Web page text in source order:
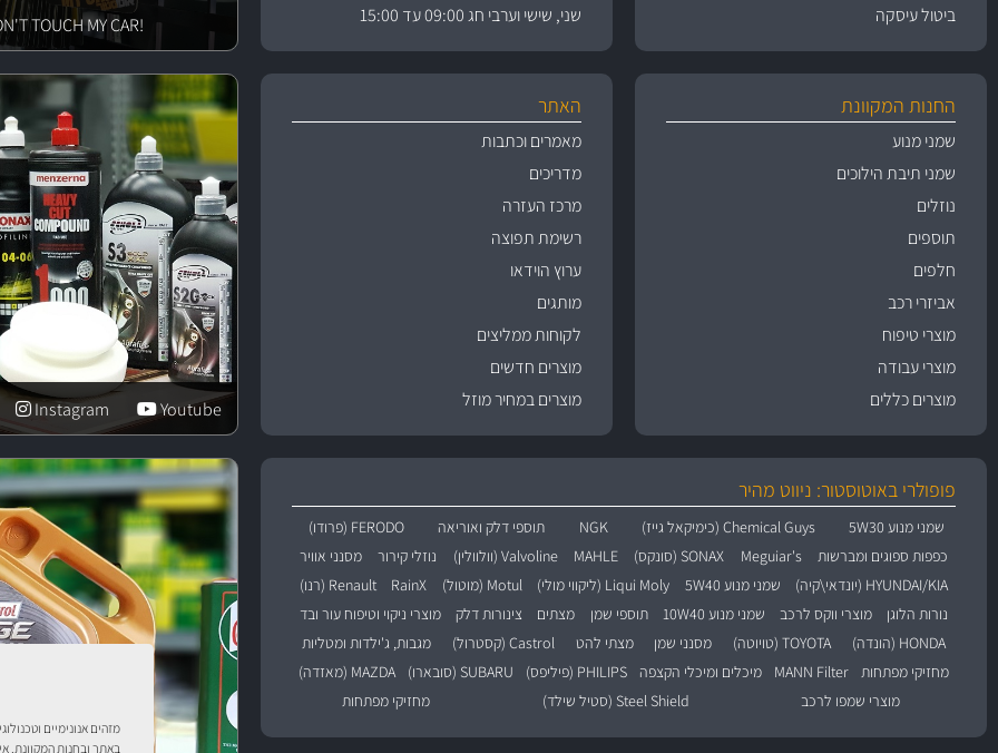
מזהים אנונימיים
באתר ובחנות המקוונת.
ביטול עיסקה
שני, שישי וערבי חג 09:00 עד 15:00
!DON'T TOUCH MY CAR
החנות המקוונת
שמני מנוע
שמני תיבת הילוכים
נוזלים
תוספים
חלפים
אביזרי רכב
מוצרי טיפוח
מוצרי עבודה
מוצרים כללים
האתר
מאמרים וכתבות
מדריכים
מרכז העזרה
רשימת תפוצה
ערוץ הוידאו
מותגים
לקוחות ממליצים
מוצרים חדשים
מוצרים במחיר מוזל
Youtube
Instagram
פופולרי באוטוסטור: ניווט מהיר
שמני מנוע 5W30 Chemical Guys (כימיקאל גייז) NGK תוספי דלק ואוריאה
FERODO (פרודו)
כפפות ספוגים ומברשות
Meguiar's SONAX (סונקס) MAHLE Valvoline (וולוולין) נוזלי קירור
מסנני אוויר
HYUNDAI/KIA (יונדאי\קיה)
שמני מנוע 5W40 Liqui Moly (ליקווי מולי) Motul (מוטול) RainX
Renault (רנו)
נורות הלוגן
מוצרי ווקס לרכב שמני מנוע 10W40 תוספי שמן מצתים צינורות דלק
מוצרי ניקוי וטיפוח עור ובד
HONDA (הונדה)
TOYOTA (טויוטה) מסנני שמן מצתי להט Castrol (קסטרול)
מגבות, ג'ילדות ומטליות
מחזיקי מפתחות
MANN Filter מיכלים ומיכלי הקצפה PHILIPS (פיליפס) SUBARU (סובארו)
MAZDA (מאזדה)
מוצרי שמפו לרכב
Steel Shield (סטיל שילד) מחזיקי מפתחות